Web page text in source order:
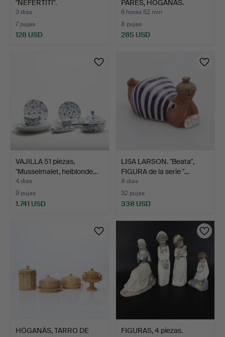
"NEFERTITI".
3 días
7 pujas
128 USD
PARES, HÖGANÄS.
Cerámica v…
6 horas 52 min
8 pujas
285 USD
VAJILLA 51 piezas,
"Musselmalet, helblonde…
4 días
9 pujas
1.741 USD
LISA LARSON. "Beata",
FIGURA de la serie "…
8 días
32 pujas
338 USD
HÖGANÄS, TARRO DE
FIGURAS, 4 piezas.